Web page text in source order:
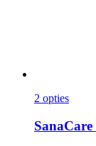
2 opties
SanaCare